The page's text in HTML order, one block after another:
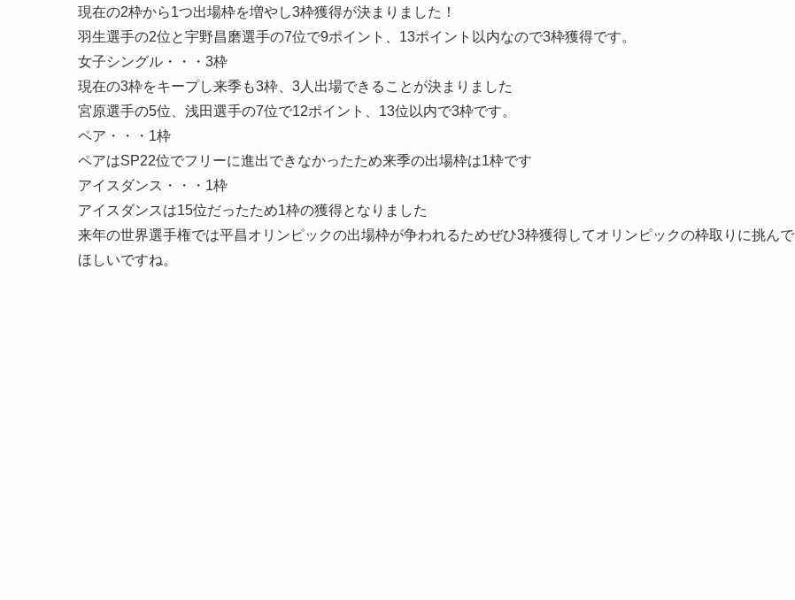
現在の2枠から1つ出場枠を増やし3枠獲得が決まりました！
羽生選手の2位と宇野昌磨選手の7位で9ポイント、13ポイント以内なので3枠獲得です。
女子シングル・・・3枠
現在の3枠をキープし来季も3枠、3人出場できることが決まりました
宮原選手の5位、浅田選手の7位で12ポイント、13位以内で3枠です。
ペア・・・1枠
ペアはSP22位でフリーに進出できなかったため来季の出場枠は1枠です
アイスダンス・・・1枠
アイスダンスは15位だったため1枠の獲得となりました
来年の世界選手権では平昌オリンピックの出場枠が争われるためぜひ3枠獲得してオリンピックの枠取りに挑んで
ほしいですね。